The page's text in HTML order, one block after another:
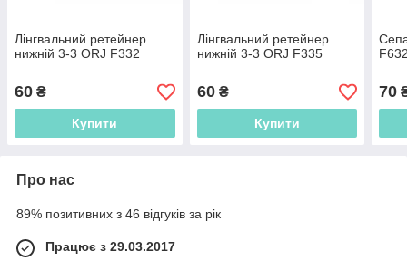
Лінгвальний ретейнер
нижній 3-3 ORJ F332
60 ₴
Купити
Лінгвальний ретейнер
нижній 3-3 ORJ F335
60₴
Купити
70
Про нас
89% позитивних з 46 відгуків за рік
Працює з 29.03.2017